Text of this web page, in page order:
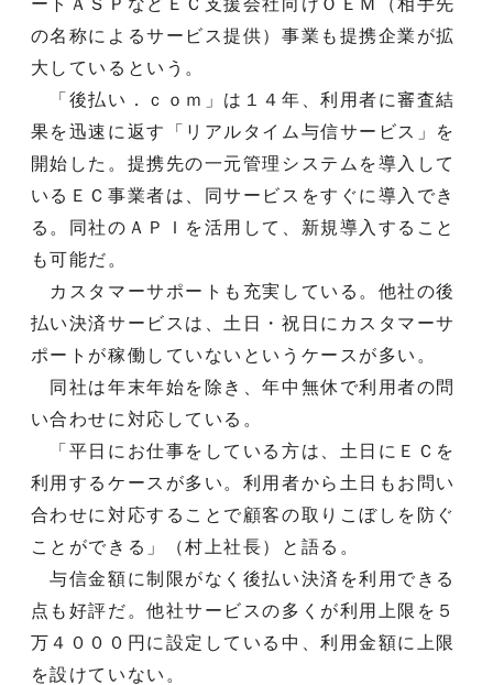
の名称によるサービス提供）事業も提携企業が拡
大しているという。
「後払い．ｃｏｍ」は１４年、利用者に審査結
果を迅速に返す「リアルタイム与信サービス」を
開始した。提携先の一元管理システムを導入して
いるＥＣ事業者は、同サービスをすぐに導入でき
る。同社のＡＰＩを活用して、新規導入すること
も可能だ。
カスタマーサポートも充実している。他社の後
払い決済サービスは、土日・祝日にカスタマーサ
ポートが稼働していないというケースが多い。
同社は年末年始を除き、年中無休で利用者の問
い合わせに対応している。
「平日にお仕事をしている方は、土日にＥＣを
利用するケースが多い。利用者から土日もお問い
合わせに対応することで顧客の取りこぼしを防ぐ
ことができる」（村上社長）と語る。
与信金額に制限がなく後払い決済を利用できる
点も好評だ。他社サービスの多くが利用上限を５
万４０００円に設定している中、利用金額に上限
を設けていない。